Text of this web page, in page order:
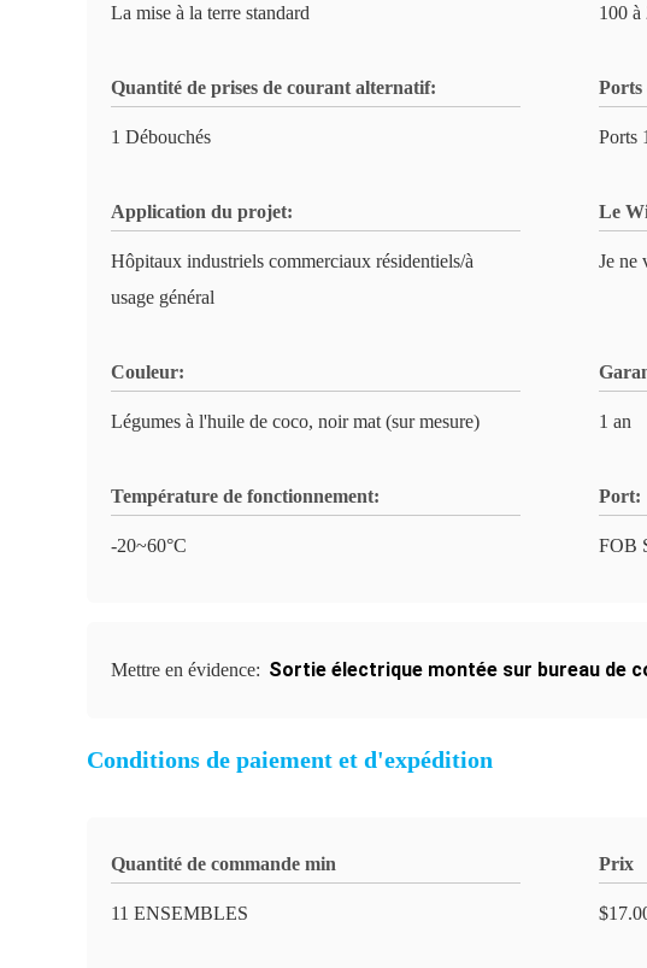
La mise à la terre standard 100
Quantité de prises de courant alternatif:
1 Débouchés
Ports
Ports 1
Application du projet:
Hôpitaux industriels commerciaux résidentiels/à
usage général
Le
Je ne
Couleur:
Légumes à l'huile de coco, noir mat (sur mesure) 1 an
Température de fonctionnement:
-20~60°C
Port:
FOB
Mettre en évidence: Sortie électrique montée sur bureau de
Conditions de paiement et d'expédition
Quantité de commande min
11 ENSEMBLES
Prix